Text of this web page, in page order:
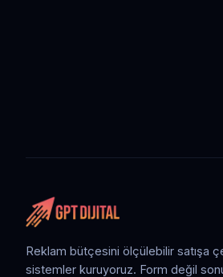
Reklam bütçesini ölçülebilir satışa
sistemler kuruyoruz. Form değil